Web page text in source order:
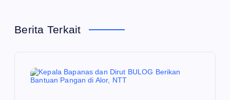
s
Berita Terkait